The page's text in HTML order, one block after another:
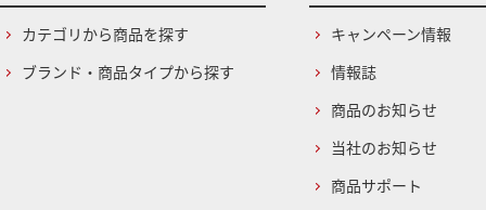
カテゴリから商品を探す
ブランド・商品タイプから探す
キャンペーン情報
情報誌
商品のお知らせ
当社のお知らせ
商品サポート